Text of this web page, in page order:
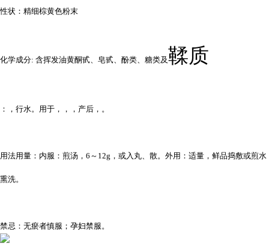
性状：精细棕黄色粉末
化学成分: 含挥发油黄酮甙、 皂甙、 酚类、 糖类及鞣质
：，行水。用于，，，产后，。
用法用量：内服：煎汤，6～12g，或入丸、散。外用：适量，鲜品捣敷或煎水
熏洗。
禁忌：无瘀者慎服；孕妇禁服。